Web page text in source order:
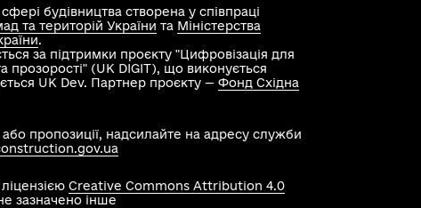
будівництва створена у співпраці
та територій України та Міністерства
.
за підтримки проєкту "Цифровізація для
прозорості" (UK DIGIT), що виконується
UK Dev. Партнер проєкту — Фонд Східна
пропозиції, надсилайте на адресу служби
Creative Commons Attribution 4.0
зазначено інше